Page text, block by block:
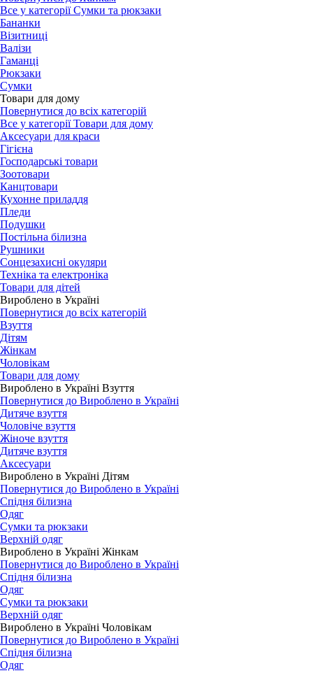
Все у категорії Сумки та рюкзаки
Бананки
Візитниці
Валізи
Гаманці
Рюкзаки
Сумки
Товари для дому
Повернутися до всіх категорій
Все у категорії Товари для дому
Аксесуари для краси
Гігієна
Господарські товари
Зоотовари
Канцтовари
Кухонне приладдя
Пледи
Подушки
Постільна білизна
Рушники
Сонцезахисні окуляри
Техніка та електроніка
Товари для дітей
Вироблено в Україні
Повернутися до всіх категорій
Взуття
Дітям
Жінкам
Чоловікам
Товари для дому
Вироблено в Україні Взуття
Повернутися до Вироблено в Україні
Дитяче взуття
Чоловіче взуття
Жіноче взуття
Дитяче взуття
Аксесуари
Вироблено в Україні Дітям
Повернутися до Вироблено в Україні
Спідня білизна
Одяг
Сумки та рюкзаки
Верхній одяг
Вироблено в Україні Жінкам
Повернутися до Вироблено в Україні
Спідня білизна
Одяг
Сумки та рюкзаки
Верхній одяг
Вироблено в Україні Чоловікам
Повернутися до Вироблено в Україні
Спідня білизна
Одяг